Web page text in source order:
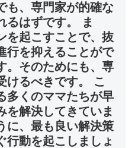
も、専門家が的確な
るはずです。 ま
を起こすことで、抜
行を抑えることがで
。そのためにも、専
けるべきです。 こ
多くのママたちが早
を解決してきていま
に、最も良い解決策
行動を起こしましょ